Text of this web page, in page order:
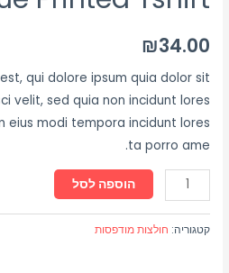
₪34.00
qui dolore ipsum quia dolor sit
velit, sed quia non incidunt lores
eius modi tempora incidunt lores
ta porro ame.
הוספה לסל
קטגוריה: חולצות מודפסות